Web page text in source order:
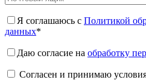
Я соглашаюсь с Политикой
данных*
Даю согласие на обработку
Согласен и принимаю